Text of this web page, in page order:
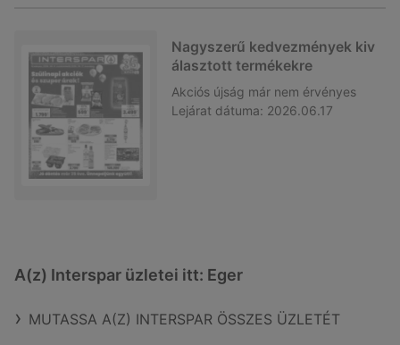
Nagyszerű kedvezmények kiv
álasztott termékekre
Akciós újság már nem érvényes
Lejárat dátuma: 2026.06.17
A(z) Interspar üzletei itt: Eger
MUTASSA A(Z) INTERSPAR ÖSSZES ÜZLETÉT